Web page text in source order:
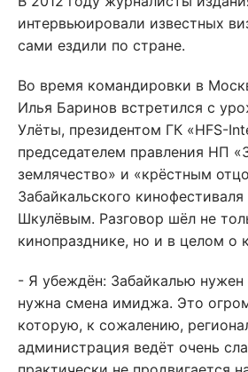
интервьюировали известных
сами ездили по стране.
Во время командировки в
Илья Баринов встретился с
Улёты, президентом ГК «HFS-
председателем правления НП
землячество» и «крёстным
Забайкальского
Шкулёвым. Разговор шёл не
кинопразднике, но и в целом о
- Я убеждён: Забайкалью нужен
нужна смена имиджа. Это
которую, к сожалению,
администрация ведёт очень